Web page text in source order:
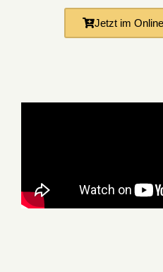
Jetzt im